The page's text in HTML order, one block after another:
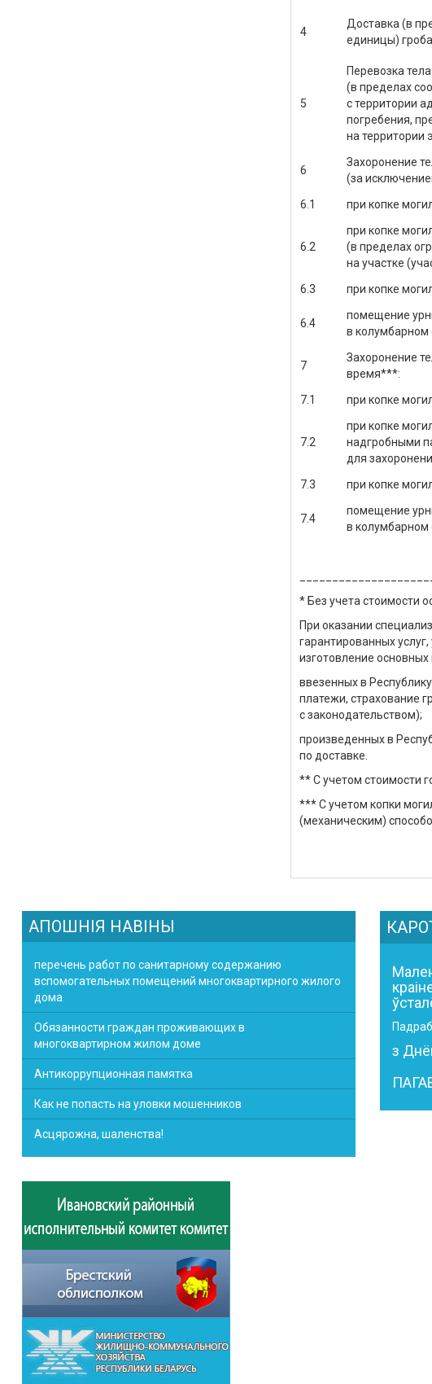
4
Доставка (в
единицы)
5
Перевозка
(в пределах
с территории
погребения,
на территории
6
Захоронение
(за
6.1
при копке
6.2
при копке
(в пределах
на участке
6.3 при копке
6.4
помещение
в колумбарном
7
Захоронение
время***:
7.1
при копке
7.2
при копке
надгробными
для
7.3 при копке
7.4
помещение
в колумбарном
* Без учета стоимости
При оказании
гарантированных
изготовление
ввезенных в
платежи, страхование
с законодательством);
произведенных в
по доставке.
** С учетом стоимости
*** С учетом копки
(механическим)
АПОШНІЯ НАВІНЫ
перечень работ по санитарному содержанию
вспомогательных помещений многоквартирного жилого
дома
Обязанности граждан проживающих в
многоквартирном жилом доме
Антикоррупционная памятка
Как не попасть на уловки мошенников
Асцярожна, шаленства!
з